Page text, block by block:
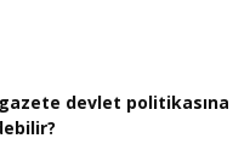
gazete devlet politikasına